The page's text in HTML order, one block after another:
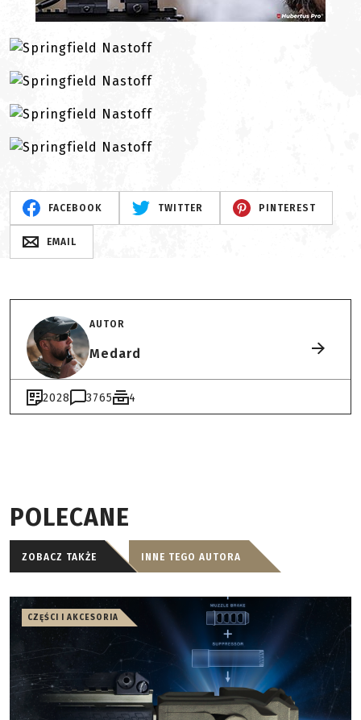
FACEBOOK TWITTER PINTEREST
EMAIL
AUTOR
Medard
2028 3765 4
POLECANE
ZOBACZ TAKŻE INNE TEGO AUTORA
CZĘŚCI I AKCESORIA